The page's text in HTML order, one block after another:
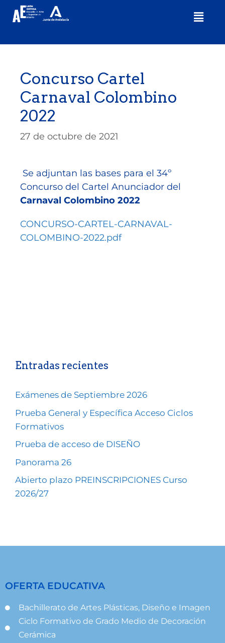
Concurso Cartel
Carnaval Colombino
2022
27 de octubre de 2021
Se adjuntan las bases para el 34º
Concurso del Cartel Anunciador del
Carnaval Colombino 2022
CONCURSO-CARTEL-CARNAVAL-
COLOMBINO-2022.pdf
Entradas recientes
Exámenes de Septiembre 2026
Prueba General y Específica Acceso Ciclos
Formativos
Prueba de acceso de DISEÑO
Panorama 26
Abierto plazo PREINSCRIPCIONES Curso
2026/27
OFERTA EDUCATIVA
Bachillerato de Artes Plásticas, Diseño e Imagen
Ciclo Formativo de Grado Medio de Decoración
Cerámica